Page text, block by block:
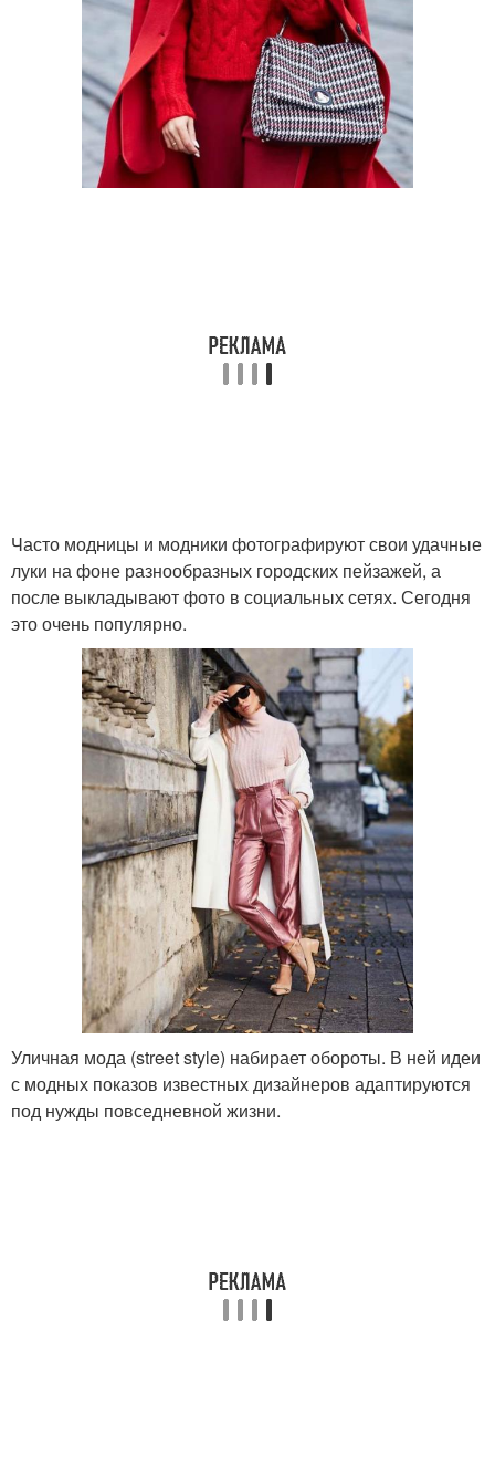
Часто модницы и модники фотографируют свои удачные
луки на фоне разнообразных городских пейзажей, а
после выкладывают фото в социальных сетях. Сегодня
это очень популярно.
Уличная мода (street style) набирает обороты. В ней идеи
с модных показов известных дизайнеров адаптируются
под нужды повседневной жизни.